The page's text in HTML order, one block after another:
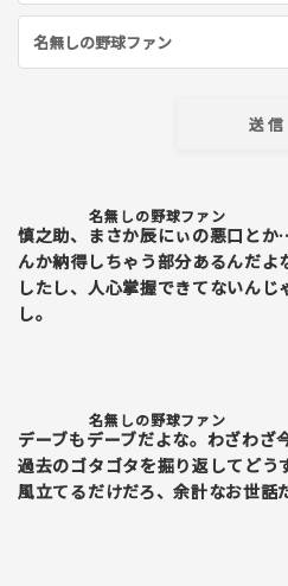
名無しの野球ファン
慎之助、まさか辰にぃの悪口と
んか納得しちゃう部分あるんだ
したし、人心掌握できてないん
し。
名無しの野球ファン
デーブもデーブだよな。わざわざ
過去のゴタゴタを掘り返してどう
風立てるだけだろ、余計なお世話